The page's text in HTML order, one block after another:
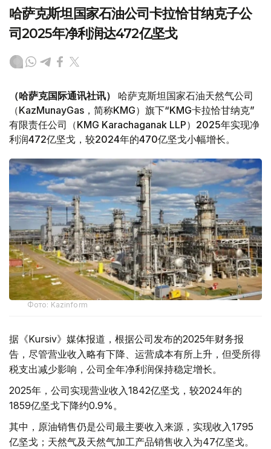
哈萨克斯坦国家石油公司卡拉恰甘纳克子公
司2025年净利润达472亿坚戈
（哈萨克国际通讯社讯）
哈萨克斯坦国家石油天然气公司
（KazMunayGas，简称KMG）旗下“KMG卡拉恰甘纳克”
有限责任公司（KMG Karachaganak LLP）2025年实现净
利润472亿坚戈，较2024年的470亿坚戈小幅增长。
Фото: Kazinform
据《Kursiv》媒体报道，根据公司发布的2025年财务报
告，尽管营业收入略有下降、运营成本有所上升，但受所得
税支出减少影响，公司全年净利润保持稳定增长。
2025年，公司实现营业收入1842亿坚戈，较2024年的
1859亿坚戈下降约0.9%。
其中，原油销售仍是公司最主要收入来源，实现收入1795
亿坚戈；天然气及天然气加工产品销售收入为47亿坚戈。